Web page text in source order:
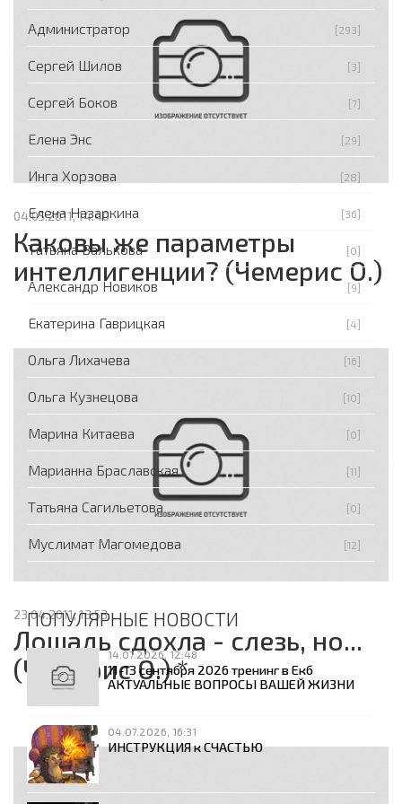
04.05.2011, 14:40
Каковы же параметры
интеллигенции? (Чемерис О.)
23.04.2011, 13:53
Лошадь сдохла - слезь, но...
(Чемерис О.) *
Администратор [293]
Сергей Шилов [3]
Сергей Боков [7]
Елена Энс [29]
Инга Хорзова [28]
Елена Назаркина [36]
Татьяна Валькова [0]
Александр Новиков [9]
Екатерина Гаврицкая [4]
Ольга Лихачева [16]
Ольга Кузнецова [10]
Марина Китаева [0]
Марианна Браславская [11]
Татьяна Сагильетова [0]
Муслимат Магомедова [12]
ПОПУЛЯРНЫЕ НОВОСТИ
14.07.2026, 12:48
11-13 сентября 2026 тренинг в Екб
АКТУАЛЬНЫЕ ВОПРОСЫ ВАШЕЙ ЖИЗНИ
04.07.2026, 16:31
ИНСТРУКЦИЯ к СЧАСТЬЮ